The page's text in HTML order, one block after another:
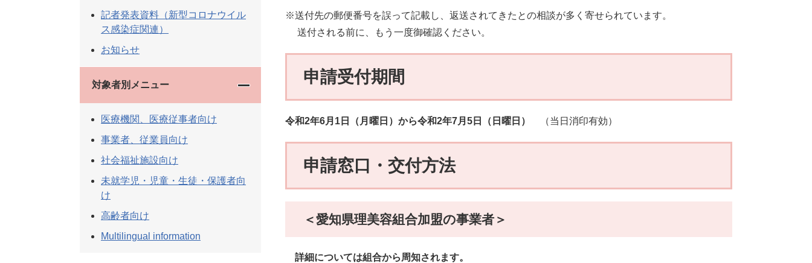
※送付先の郵便番号を誤って記載し、返送されてきたとの相談が多く寄せられています。
送付される前に、もう一度御確認ください。
申請受付期間
令和2年6月1日（月曜日）から令和2年7月5日（日曜日） （当日消印有効）
申請窓口・交付方法
＜愛知県理美容組合加盟の事業者＞
詳細については組合から周知されます。
記者発表資料（新型コロナウイル
ス感染症関連）
お知らせ
対象者別メニュー
医療機関、医療従事者向け
事業者、従業員向け
社会福祉施設向け
未就学児・児童・生徒・保護者向
け
高齢者向け
Multilingual information